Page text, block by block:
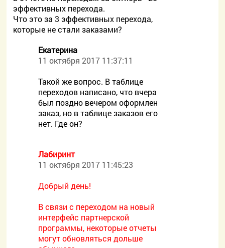
эффективных перехода.
Что это за 3 эффективных перехода,
которые не стали заказами?
Екатерина
11 октября 2017 11:37:11
Такой же вопрос. В таблице
переходов написано, что вчера
был поздно вечером оформлен
заказ, но в таблице заказов его
нет. Где он?
Лабиринт
11 октября 2017 11:45:23
Добрый день!
В связи с переходом на новый
интерфейс партнерской
программы, некоторые отчеты
могут обновляться дольше